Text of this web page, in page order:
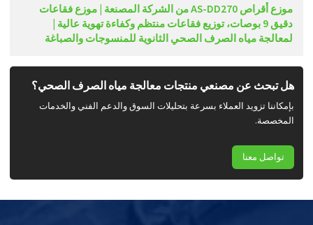
موزع أقراص AS-DD270 من الشركة المصنعة | موزع فقاعات
دقيق 9 بوصات، توزيع فقاعات منتظم وكفاءة تهوية عالية |
لمعالجة مياه الصرف الصحي الثانوية للمنسوجات والصباغة
هل تبحث عن مصنعي منتجات معالجة مياه الصرف الصحي؟
بإمكاننا تزويد العملاء بسرعة بتحليلات السوق والدعم الفني والخدمات
المخصصة.
تواصل معنا